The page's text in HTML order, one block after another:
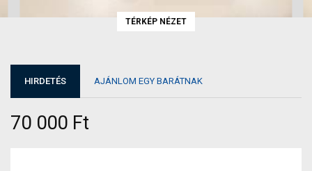
TÉRKÉP NÉZET
HIRDETÉS AJÁNLOM EGY BARÁTNAK
70 000 Ft